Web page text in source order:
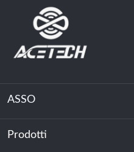
ASSO
Chi siamo
Prodotti